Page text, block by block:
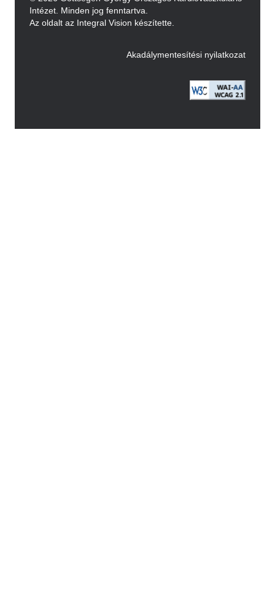
Intézet. Minden jog fenntartva.
Az oldalt az Integral Vision készítette.
Akadálymentesítési nyilatkozat
Image